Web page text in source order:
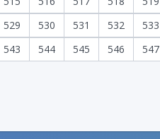
529
530 531 532 533
543
544 545 546 547